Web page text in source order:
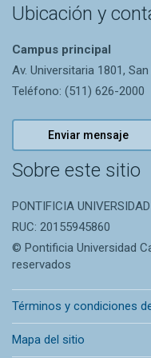
Ubicación y
Campus principal
Av. Universitaria 1801,
Teléfono: (511) 626-2000
Enviar mensaje
Sobre este sitio
PONTIFICIA
RUC: 20155945860
© Pontificia Universidad
reservados
Términos y condiciones
Mapa del sitio